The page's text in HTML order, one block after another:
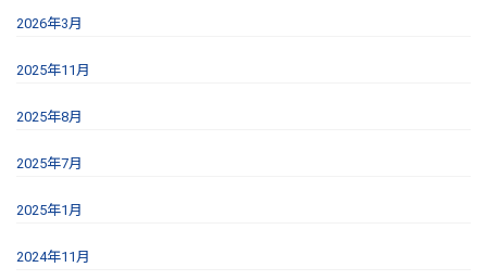
2026年3月
2025年11月
2025年8月
2025年7月
2025年1月
2024年11月